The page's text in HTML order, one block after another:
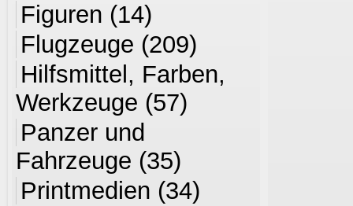
Figuren (14)
Flugzeuge (209)
Hilfsmittel, Farben,
Werkzeuge (57)
Panzer und
Fahrzeuge (35)
Printmedien (34)